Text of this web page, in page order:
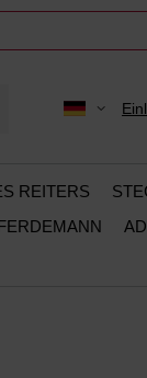
REITERS